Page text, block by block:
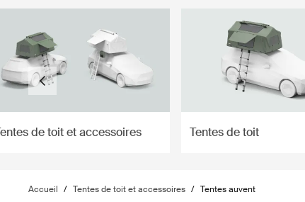
de toit et accessoires Tentes de toit
Accueil / Tentes de toit et accessoires / Tentes auvent